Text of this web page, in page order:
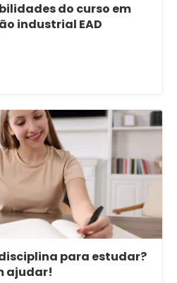
do curso em
industrial EAD
para estudar?
ajudar!